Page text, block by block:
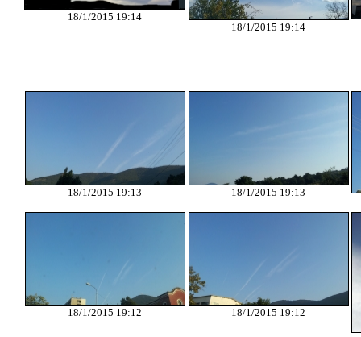
18/1/2015 19:14
18/1/2015 19:14
18/1/2015 19:13 18/1/2015 19:13
18/1/2015 19:12 18/1/2015 19:12